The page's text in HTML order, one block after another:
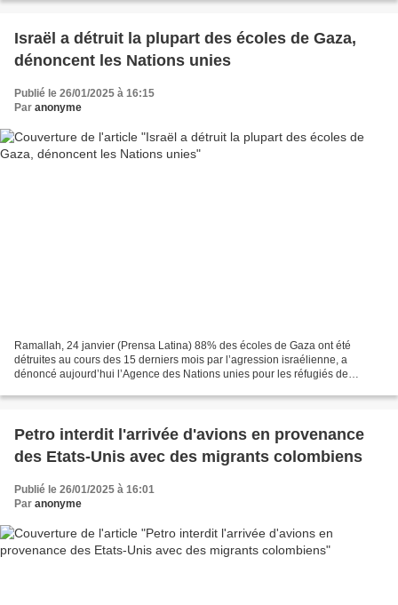
Israël a détruit la plupart des écoles de Gaza,
dénoncent les Nations unies
Publié le 26/01/2025 à 16:15
Par anonyme
Ramallah, 24 janvier (Prensa Latina) 88% des écoles de Gaza ont été
détruites au cours des 15 derniers mois par l’agression israélienne, a
dénoncé aujourd’hui l’Agence des Nations unies pour les réfugiés de
Petro interdit l'arrivée d'avions en provenance
des Etats-Unis avec des migrants colombiens
Publié le 26/01/2025 à 16:01
Par anonyme